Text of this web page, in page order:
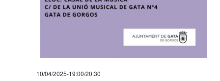
10/04/2025-19:00/20:30